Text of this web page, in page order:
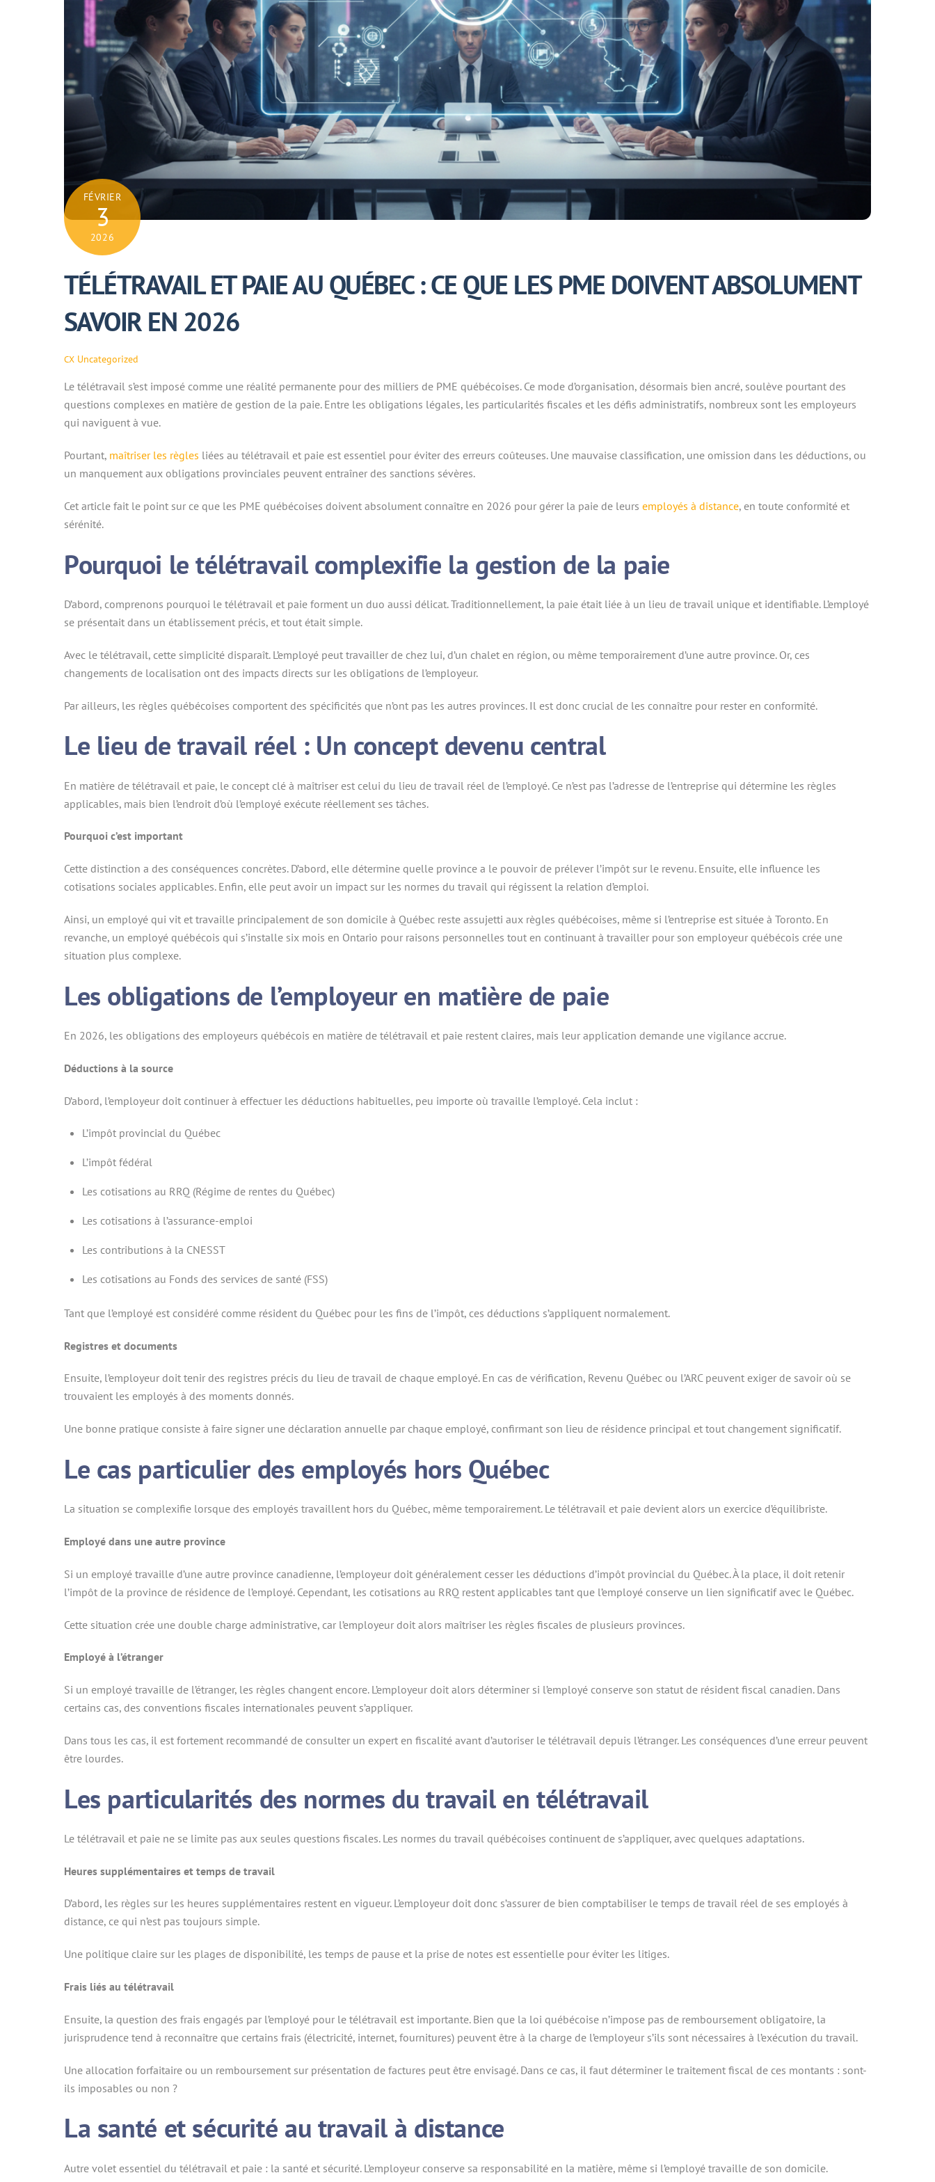
FÉVRIER
3
2026
TÉLÉTRAVAIL ET PAIE AU QUÉBEC : CE QUE LES PME DOIVENT ABSOLUMENT
SAVOIR EN 2026
CX Uncategorized
Le télétravail s’est imposé comme une réalité permanente pour des milliers de PME québécoises. Ce mode d’organisation, désormais bien ancré, soulève pourtant des
questions complexes en matière de gestion de la paie. Entre les obligations légales, les particularités fiscales et les défis administratifs, nombreux sont les employeurs
qui naviguent à vue.
Pourtant, maîtriser les règles liées au télétravail et paie est essentiel pour éviter des erreurs coûteuses. Une mauvaise classification, une omission dans les déductions, ou
un manquement aux obligations provinciales peuvent entraîner des sanctions sévères.
Cet article fait le point sur ce que les PME québécoises doivent absolument connaître en 2026 pour gérer la paie de leurs employés à distance, en toute conformité et
sérénité.
Pourquoi le télétravail complexifie la gestion de la paie
D’abord, comprenons pourquoi le télétravail et paie forment un duo aussi délicat. Traditionnellement, la paie était liée à un lieu de travail unique et identifiable. L’employé
se présentait dans un établissement précis, et tout était simple.
Avec le télétravail, cette simplicité disparaît. L’employé peut travailler de chez lui, d’un chalet en région, ou même temporairement d’une autre province. Or, ces
changements de localisation ont des impacts directs sur les obligations de l’employeur.
Par ailleurs, les règles québécoises comportent des spécificités que n’ont pas les autres provinces. Il est donc crucial de les connaître pour rester en conformité.
Le lieu de travail réel : Un concept devenu central
En matière de télétravail et paie, le concept clé à maîtriser est celui du lieu de travail réel de l’employé. Ce n’est pas l’adresse de l’entreprise qui détermine les règles
applicables, mais bien l’endroit d’où l’employé exécute réellement ses tâches.
Pourquoi c’est important
Cette distinction a des conséquences concrètes. D’abord, elle détermine quelle province a le pouvoir de prélever l’impôt sur le revenu. Ensuite, elle influence les
cotisations sociales applicables. Enfin, elle peut avoir un impact sur les normes du travail qui régissent la relation d’emploi.
Ainsi, un employé qui vit et travaille principalement de son domicile à Québec reste assujetti aux règles québécoises, même si l’entreprise est située à Toronto. En
revanche, un employé québécois qui s’installe six mois en Ontario pour raisons personnelles tout en continuant à travailler pour son employeur québécois crée une
situation plus complexe.
Les obligations de l’employeur en matière de paie
En 2026, les obligations des employeurs québécois en matière de télétravail et paie restent claires, mais leur application demande une vigilance accrue.
Déductions à la source
D’abord, l’employeur doit continuer à effectuer les déductions habituelles, peu importe où travaille l’employé. Cela inclut :
L’impôt provincial du Québec
L’impôt fédéral
Les cotisations au RRQ (Régime de rentes du Québec)
Les cotisations à l’assurance-emploi
Les contributions à la CNESST
Les cotisations au Fonds des services de santé (FSS)
Tant que l’employé est considéré comme résident du Québec pour les fins de l’impôt, ces déductions s’appliquent normalement.
Registres et documents
Ensuite, l’employeur doit tenir des registres précis du lieu de travail de chaque employé. En cas de vérification, Revenu Québec ou l’ARC peuvent exiger de savoir où se
trouvaient les employés à des moments donnés.
Une bonne pratique consiste à faire signer une déclaration annuelle par chaque employé, confirmant son lieu de résidence principal et tout changement significatif.
Le cas particulier des employés hors Québec
La situation se complexifie lorsque des employés travaillent hors du Québec, même temporairement. Le télétravail et paie devient alors un exercice d’équilibriste.
Employé dans une autre province
Si un employé travaille d’une autre province canadienne, l’employeur doit généralement cesser les déductions d’impôt provincial du Québec. À la place, il doit retenir
l’impôt de la province de résidence de l’employé. Cependant, les cotisations au RRQ restent applicables tant que l’employé conserve un lien significatif avec le Québec.
Cette situation crée une double charge administrative, car l’employeur doit alors maîtriser les règles fiscales de plusieurs provinces.
Employé à l’étranger
Si un employé travaille de l’étranger, les règles changent encore. L’employeur doit alors déterminer si l’employé conserve son statut de résident fiscal canadien. Dans
certains cas, des conventions fiscales internationales peuvent s’appliquer.
Dans tous les cas, il est fortement recommandé de consulter un expert en fiscalité avant d’autoriser le télétravail depuis l’étranger. Les conséquences d’une erreur peuvent
être lourdes.
Les particularités des normes du travail en télétravail
Le télétravail et paie ne se limite pas aux seules questions fiscales. Les normes du travail québécoises continuent de s’appliquer, avec quelques adaptations.
Heures supplémentaires et temps de travail
D’abord, les règles sur les heures supplémentaires restent en vigueur. L’employeur doit donc s’assurer de bien comptabiliser le temps de travail réel de ses employés à
distance, ce qui n’est pas toujours simple.
Une politique claire sur les plages de disponibilité, les temps de pause et la prise de notes est essentielle pour éviter les litiges.
Frais liés au télétravail
Ensuite, la question des frais engagés par l’employé pour le télétravail est importante. Bien que la loi québécoise n’impose pas de remboursement obligatoire, la
jurisprudence tend à reconnaître que certains frais (électricité, internet, fournitures) peuvent être à la charge de l’employeur s’ils sont nécessaires à l’exécution du travail.
Une allocation forfaitaire ou un remboursement sur présentation de factures peut être envisagé. Dans ce cas, il faut déterminer le traitement fiscal de ces montants : sont-
ils imposables ou non ?
La santé et sécurité au travail à distance
Autre volet essentiel du télétravail et paie : la santé et sécurité. L’employeur conserve sa responsabilité en la matière, même si l’employé travaille de son domicile.